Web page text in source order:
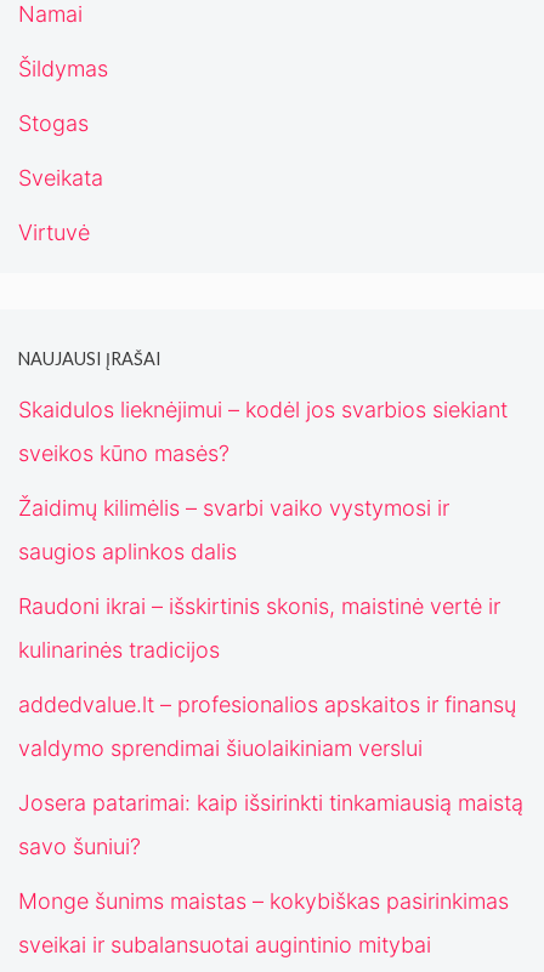
Namai
Šildymas
Stogas
Sveikata
Virtuvė
NAUJAUSI ĮRAŠAI
Skaidulos lieknėjimui – kodėl jos svarbios siekiant
sveikos kūno masės?
Žaidimų kilimėlis – svarbi vaiko vystymosi ir
saugios aplinkos dalis
Raudoni ikrai – išskirtinis skonis, maistinė vertė ir
kulinarinės tradicijos
addedvalue.lt – profesionalios apskaitos ir finansų
valdymo sprendimai šiuolaikiniam verslui
Josera patarimai: kaip išsirinkti tinkamiausią maistą
savo šuniui?
Monge šunims maistas – kokybiškas pasirinkimas
sveikai ir subalansuotai augintinio mitybai